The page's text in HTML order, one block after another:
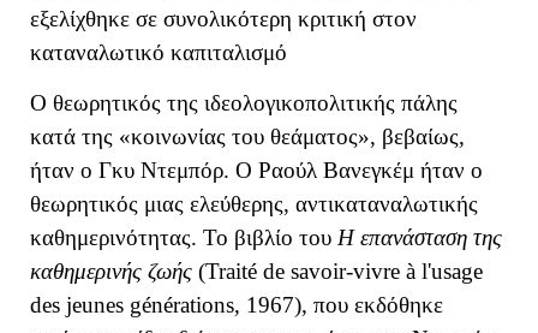
εξελίχθηκε σε συνολικότερη κριτική στον
καταναλωτικό καπιταλισμό
Ο θεωρητικός της ιδεολογικοπολιτικής πάλης
κατά της «κοινωνίας του θεάματος», βεβαίως,
ήταν ο Γκυ Ντεμπόρ. Ο Ραούλ Βανεγκέμ ήταν ο
θεωρητικός μιας ελεύθερης, αντικαταναλωτικής
καθημερινότητας. Το βιβλίο του Η επανάσταση της
καθημερινής ζωής (Traité de savoir-vivre à l'usage
des jeunes générations, 1967), που εκδόθηκε